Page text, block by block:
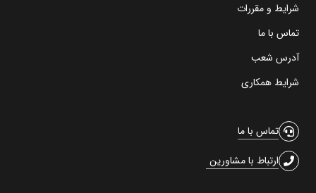
شرایط و مقررات
تماس با ما
آدرس شعب
شرایط همکاری
تماس با ما
ارتباط با مشاورین